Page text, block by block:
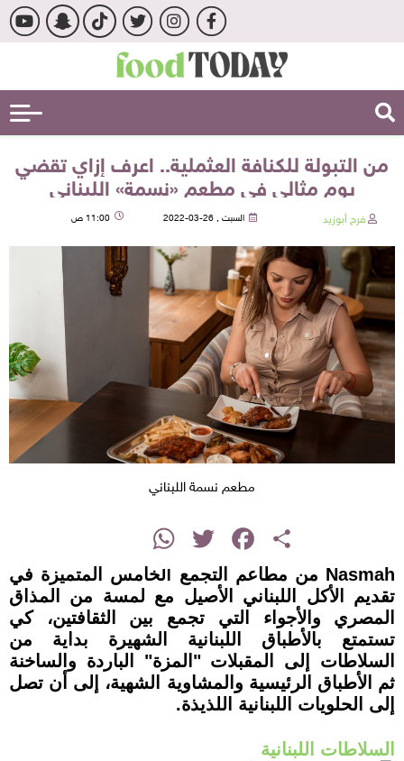
من التبولة للكنافة العثملية.. اعرف إزاي تقضي
يوم مثالي في مطعم «نسمة» اللبناني
فرح أبوزيد السبت , 26-03-2022 11:00 ص
مطعم نسمة اللبناني
Share
Facebook
Twitter
WhatsApp
Nasmah من مطاعم التجمع الخامس المتميزة في
تقديم الأكل اللبناني الأصيل مع لمسة من المذاق
المصري والأجواء التي تجمع بين الثقافتين، كي
تستمتع بالأطباق اللبنانية الشهيرة بداية من
السلاطات إلى المقبلات "المزة" الباردة والساخنة
ثم الأطباق الرئيسية والمشاوية الشهية، إلى أن تصل
إلى الحلويات اللبنانية اللذيذة.
السلاطات اللبنانية